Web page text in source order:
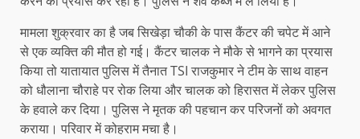
मामला शुक्रवार का है जब सिखेड़ा चौकी के पास कैंटर की चपेट में आने
से एक व्यक्ति की मौत हो गई। कैंटर चालक ने मौके से भागने का प्रयास
किया तो यातायात पुलिस में तैनात TSI राजकुमार ने टीम के साथ वाहन
को धौलाना चौराहे पर रोक लिया और चालक को हिरासत में लेकर पुलिस
के हवाले कर दिया। पुलिस ने मृतक की पहचान कर परिजनों को अवगत
कराया। परिवार में कोहराम मचा है।